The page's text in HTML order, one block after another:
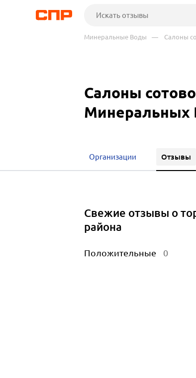
Минеральные Воды — Салоны
Салоны
Минеральных
Организации Отзывы
Свежие отзывы о
района
Положительные 0